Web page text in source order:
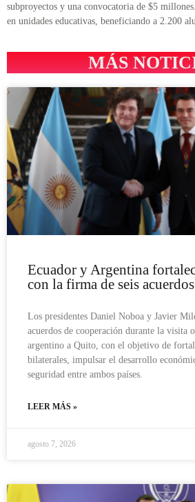
subproyectos y una convocatoria de $5
en unidades educativas, beneficiando a 2.200
MÁS
Ecuador y Argentina
con la firma de seis
Los presidentes Daniel Noboa y Javier
acuerdos de cooperación durante la visita
argentino a Quito, con el objetivo de
bilaterales, impulsar el desarrollo
seguridad entre ambos países.
LEER MÁS »
agosto 7, 2026